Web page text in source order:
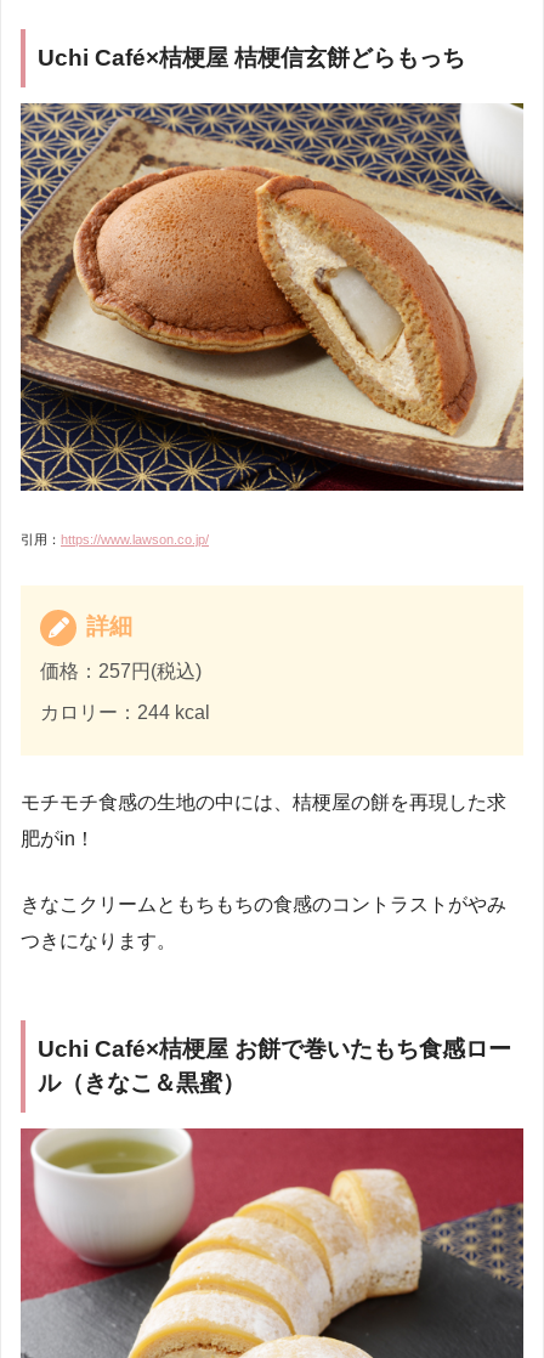
Uchi Café×桔梗屋 桔梗信玄餅どらもっち
引用： https://www.lawson.co.jp/
詳細
価格：257円(税込)
カロリー：244 kcal
モチモチ食感の生地の中には、桔梗屋の餅を再現した求
肥がin！
きなこクリームともちもちの食感のコントラストがやみ
つきになります。
Uchi Café×桔梗屋 お餅で巻いたもち食感ロー
ル（きなこ＆黒蜜）